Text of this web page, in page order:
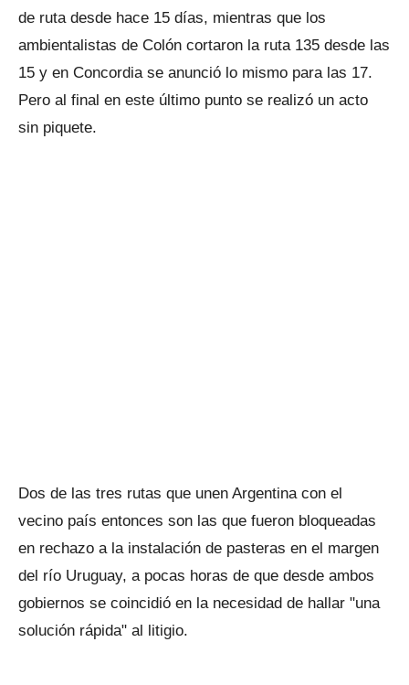
de ruta desde hace 15 días, mientras que los
ambientalistas de Colón cortaron la ruta 135 desde las
15 y en Concordia se anunció lo mismo para las 17.
Pero al final en este último punto se realizó un acto
sin piquete.
Dos de las tres rutas que unen Argentina con el
vecino país entonces son las que fueron bloqueadas
en rechazo a la instalación de pasteras en el margen
del río Uruguay, a pocas horas de que desde ambos
gobiernos se coincidió en la necesidad de hallar "una
solución rápida" al litigio.